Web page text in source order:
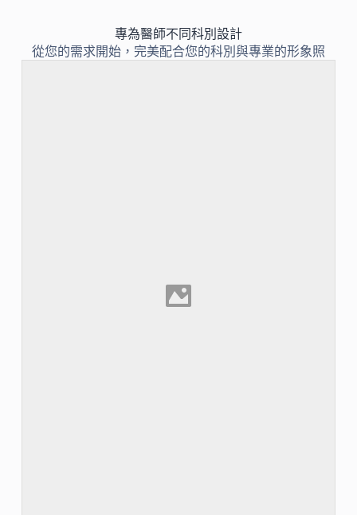
專為醫師不同科別設計
從您的需求開始，完美配合您的科別與專業的形象照